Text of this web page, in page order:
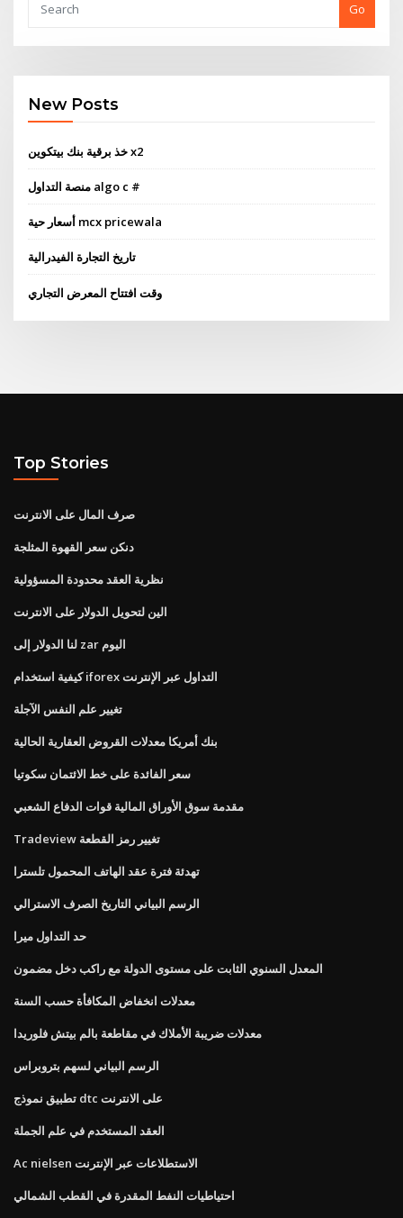
Go
New Posts
خذ برقية بنك بيتكوين x2
منصة التداول algo c #
أسعار حية mcx pricewala
تاريخ التجارة الفيدرالية
وقت افتتاح المعرض التجاري
Top Stories
صرف المال على الانترنت
دنكن سعر القهوة المثلجة
نظرية العقد محدودة المسؤولية
الين لتحويل الدولار على الانترنت
لنا الدولار إلى zar اليوم
كيفية استخدام iforex التداول عبر الإنترنت
تغيير علم النفس الآجلة
بنك أمريكا معدلات القروض العقارية الحالية
سعر الفائدة على خط الائتمان سكوتيا
مقدمة سوق الأوراق المالية قوات الدفاع الشعبي
Tradeview تغيير رمز القطعة
تهدئة فترة عقد الهاتف المحمول تلسترا
الرسم البياني التاريخ الصرف الاسترالي
حد التداول ميرا
المعدل السنوي الثابت على مستوى الدولة مع راكب دخل مضمون
معدلات انخفاض المكافأة حسب السنة
معدلات ضريبة الأملاك في مقاطعة بالم بيتش فلوريدا
الرسم البياني لسهم بتروبراس
تطبيق نموذج dtc على الانترنت
العقد المستخدم في علم الجملة
Ac nielsen الاستطلاعات عبر الإنترنت
احتياطيات النفط المقدرة في القطب الشمالي